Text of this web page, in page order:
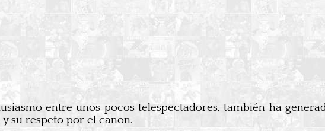
entre unos pocos telespectadores, también ha
su respeto por el canon.